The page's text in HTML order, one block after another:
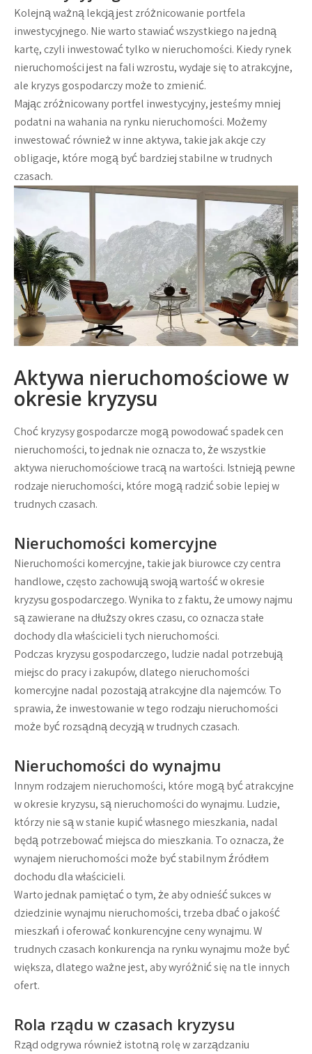
Kolejną ważną lekcją jest zróżnicowanie portfela
inwestycyjnego. Nie warto stawiać wszystkiego na jedną
kartę, czyli inwestować tylko w nieruchomości. Kiedy rynek
nieruchomości jest na fali wzrostu, wydaje się to atrakcyjne,
ale kryzys gospodarczy może to zmienić.
Mając zróżnicowany portfel inwestycyjny, jesteśmy mniej
podatni na wahania na rynku nieruchomości. Możemy
inwestować również w inne aktywa, takie jak akcje czy
obligacje, które mogą być bardziej stabilne w trudnych
czasach.
Aktywa nieruchomościowe w
okresie kryzysu
Choć kryzysy gospodarcze mogą powodować spadek cen
nieruchomości, to jednak nie oznacza to, że wszystkie
aktywa nieruchomościowe tracą na wartości. Istnieją pewne
rodzaje nieruchomości, które mogą radzić sobie lepiej w
trudnych czasach.
Nieruchomości komercyjne
Nieruchomości komercyjne, takie jak biurowce czy centra
handlowe, często zachowują swoją wartość w okresie
kryzysu gospodarczego. Wynika to z faktu, że umowy najmu
są zawierane na dłuższy okres czasu, co oznacza stałe
dochody dla właścicieli tych nieruchomości.
Podczas kryzysu gospodarczego, ludzie nadal potrzebują
miejsc do pracy i zakupów, dlatego nieruchomości
komercyjne nadal pozostają atrakcyjne dla najemców. To
sprawia, że inwestowanie w tego rodzaju nieruchomości
może być rozsądną decyzją w trudnych czasach.
Nieruchomości do wynajmu
Innym rodzajem nieruchomości, które mogą być atrakcyjne
w okresie kryzysu, są nieruchomości do wynajmu. Ludzie,
którzy nie są w stanie kupić własnego mieszkania, nadal
będą potrzebować miejsca do mieszkania. To oznacza, że
wynajem nieruchomości może być stabilnym źródłem
dochodu dla właścicieli.
Warto jednak pamiętać o tym, że aby odnieść sukces w
dziedzinie wynajmu nieruchomości, trzeba dbać o jakość
mieszkań i oferować konkurencyjne ceny wynajmu. W
trudnych czasach konkurencja na rynku wynajmu może być
większa, dlatego ważne jest, aby wyróżnić się na tle innych
ofert.
Rola rządu w czasach kryzysu
Rząd odgrywa również istotną rolę w zarządzaniu